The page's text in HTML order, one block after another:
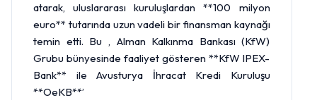
atarak, uluslararası kuruluşlardan **100 milyon
euro** tutarında uzun vadeli bir finansman kaynağı
temin etti. Bu , Alman Kalkınma Bankası (KfW)
Grubu bünyesinde faaliyet gösteren **KfW IPEX-
Bank** ile Avusturya İhracat Kredi Kuruluşu
**OeKB**’